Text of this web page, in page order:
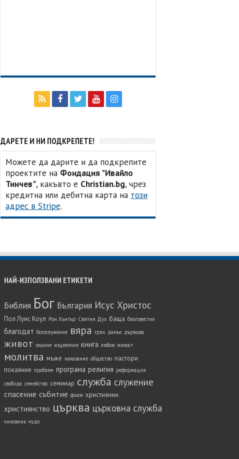
ДАРЕТЕ И НИ ПОДКРЕПЕТЕ!
Можете да дарите и да подкрепите
проектите на Фондация "Ивайло
Тинчев", какъвто е Christian.bg, чрез
кредитна или дебитна карта на този
адрес в Stripe.
НАЙ-ИЗПОЛЗВАНИ ЕТИКЕТИ
Библия Бог България Исус Христос
Пол Луис Коул Рон Хънтър Святия Дух баща благовестие
благодат богослужение вяра грях данък държава
живот знание изцеление книга любов милост
молитва мъже наказание общество пастори
покаяние проблем програма религия реформация
свобода семейство семинар служба служение
спасение събитие филм християнин
християнство църква църковна служба
чиновник чудо